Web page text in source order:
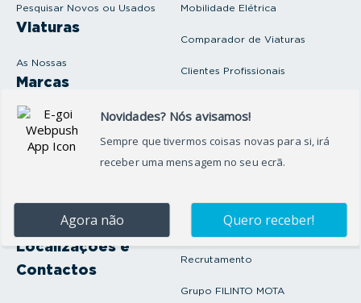
Pesquisar Novos ou Usados
Viaturas
As Nossas
Marcas
Produtos e serviços
Oficina
Onde Estamos
Localizações e
Contactos
Mobilidade Elétrica
Comparador de Viaturas
Clientes Profissionais
Seguros Protector
Artigos e Notícias
Recrutamento
Grupo FILINTO MOTA
l